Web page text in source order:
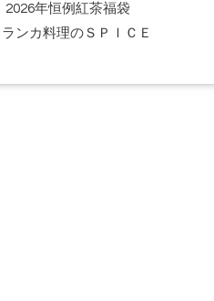
2026年恒例紅茶福袋
ンカ料理のＳＰＩＣＥ